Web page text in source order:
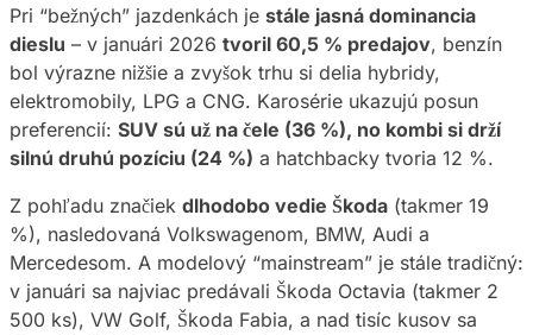
Pri “bežných” jazdenkách je stále jasná dominancia
dieslu – v januári 2026 tvoril 60,5 % predajov, benzín
bol výrazne nižšie a zvyšok trhu si delia hybridy,
elektromobily, LPG a CNG. Karosérie ukazujú posun
preferencií: SUV sú už na čele (36 %), no kombi si drží
silnú druhú pozíciu (24 %) a hatchbacky tvoria 12 %.
Z pohľadu značiek dlhodobo vedie Škoda (takmer 19
%), nasledovaná Volkswagenom, BMW, Audi a
Mercedesom. A modelový “mainstream” je stále tradičný:
v januári sa najviac predávali Škoda Octavia (takmer 2
500 ks), VW Golf, Škoda Fabia, a nad tisíc kusov sa